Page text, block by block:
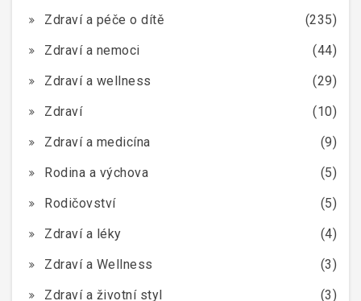
Zdraví a péče o dítě
(235)
Zdraví a nemoci
(44)
Zdraví a wellness
(29)
Zdraví
(10)
Zdraví a medicína
(9)
Rodina a výchova
(5)
Rodičovství
(5)
Zdraví a léky
(4)
Zdraví a Wellness
(3)
Zdraví a životní styl
(3)